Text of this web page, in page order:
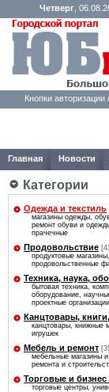
Четверг,
Кнопки авторизации
Главная Новости
Категории
Одежда и текстиль
магазины одежды,
ремонт обуви и
прачечные
Продовольствие
продуктовые
продовольственные
Техника, наука,
бытовая техника,
оборудование,
проектные организации
Канцтовары,
канцтовары, книжные
игрушек
Мебель и ремонт
мебельные магазины
ремонта и
Торговые и
торговые центры,